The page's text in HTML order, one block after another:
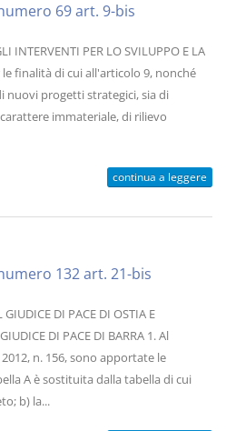
69 art. 9-bis
INTERVENTI PER LO SVILUPPO E LA
le finalità di cui all'articolo 9, nonché
nuovi progetti strategici, sia di
immateriale, di rilievo
continua a leggere
132 art. 21-bis
DI PACE DI OSTIA E
DI PACE DI BARRA 1. Al
n. 156, sono apportate le
A è sostituita dalla tabella di cui
b) la...